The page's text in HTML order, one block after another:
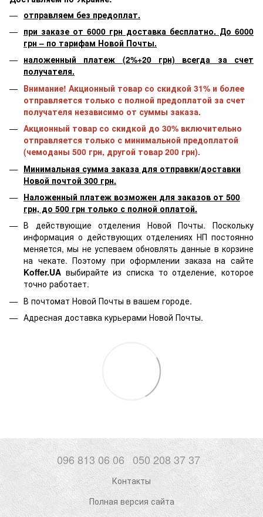
отправляем без предоплат.
при заказе от 6000 грн доставка бесплатно. До 6000
грн – по тарифам Новой Почты.
наложенный платеж (2%+20 грн) всегда за счет
получателя.
Внимание! Акционный товар со скидкой 31% и более
отправляется только с полной предоплатой за счет
получателя независимо от суммы заказа.
Акционный товар со скидкой до 30% включительно
отправляется только с минимальной предоплатой
(чемоданы 500 грн, другой товар 200 грн).
Минимальная сумма заказа для отправки/доставки
Новой почтой 300 грн.
Наложенный платеж возможен для заказов от 500
грн, до 500 грн только с полной оплатой.
В действующие отделения Новой Почты. Поскольку
информация о действующих отделениях НП постоянно
меняется, мы не успеваем обновлять данные в корзине
на чекате. Поэтому при оформлении заказа на сайте
Koffer.UA выбирайте из списка то отделение, которое
точно работает.
В почтомат Новой Почты в вашем городе.
Адресная доставка курьерами Новой Почты.
096 813 06 06 050 208 37 37
Контакты
Полная версия сайта